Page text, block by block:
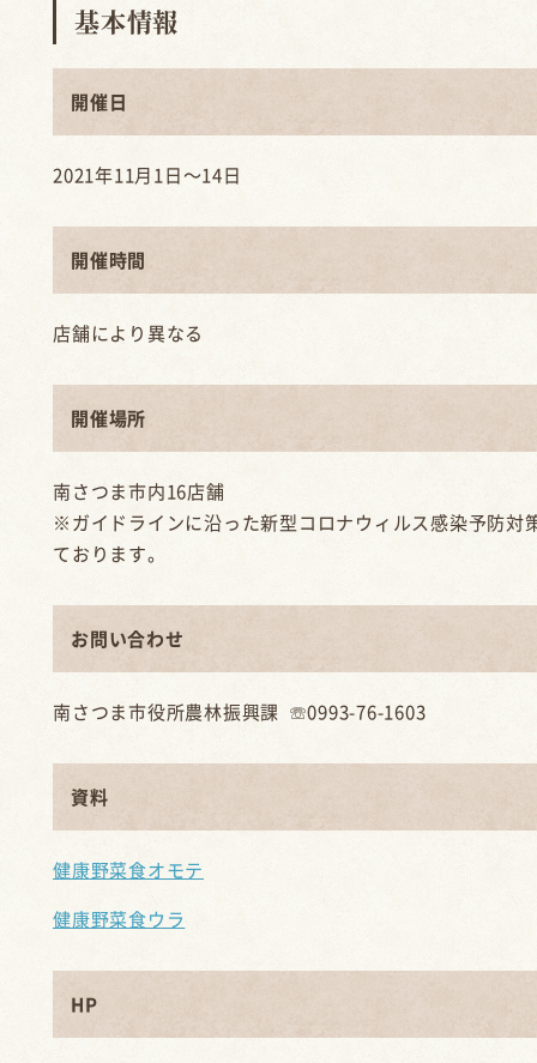
基本情報
開催日
2021年11月1日〜14日
開催時間
店舗により異なる
開催場所
南さつま市内16店舗
※ガイドラインに沿った新型コロナウィルス感染予防対
ております。
お問い合わせ
南さつま市役所農林振興課 ☏0993-76-1603
資料
健康野菜食オモテ
健康野菜食ウラ
HP